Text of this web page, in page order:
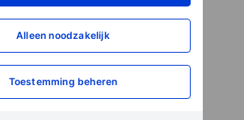
Alleen noodzakelijk
Toestemming beheren
crash
doet ook heel wat. Laten we
2020: